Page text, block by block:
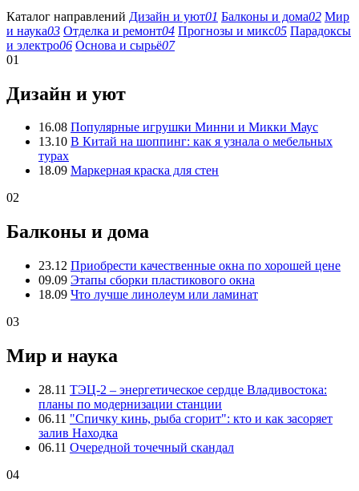
Каталог направлений Дизайн и уют01 Балконы и дома02 Мир
и наука03 Отделка и ремонт04 Прогнозы и микс05 Парадоксы
и электро06 Основа и сырьё07
01
Дизайн и уют
16.08 Популярные игрушки Минни и Микки Маус
13.10 В Китай на шоппинг: как я узнала о мебельных
турах
18.09 Маркерная краска для стен
02
Балконы и дома
23.12 Приобрести качественные окна по хорошей цене
09.09 Этапы сборки пластикового окна
18.09 Что лучше линолеум или ламинат
03
Мир и наука
28.11 ТЭЦ-2 – энергетическое сердце Владивостока:
планы по модернизации станции
06.11 "Спичку кинь, рыба сгорит": кто и как засоряет
залив Находка
06.11 Очередной точечный скандал
04